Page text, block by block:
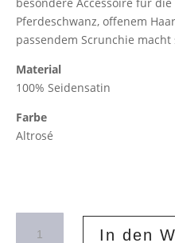
Pferdeschwanz, offenem
passendem Scrunchie
Material
100% Seidensatin
Farbe
Altrosé
Doppelschleife
In den